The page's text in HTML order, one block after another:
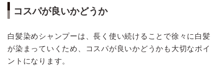
コスパが良いかどうか
白髪染めシャンプーは、長く使い続けることで徐々に白髪
が染まっていくため、コスパが良いかどうかも大切なポイ
ントになります。